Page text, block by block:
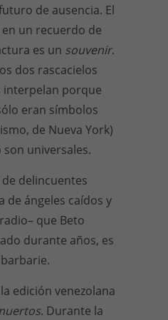
de ausencia. El
un recuerdo de
es un souvenir.
dos rascacielos
interpelan porque
eran símbolos
de Nueva York)
universales.
delincuentes
de ángeles caídos y
que Beto
durante años, es
edición venezolana
. Durante la